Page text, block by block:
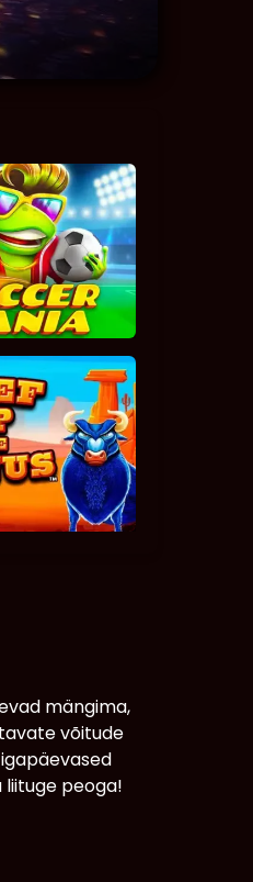
mängima,
võitude
peoga!